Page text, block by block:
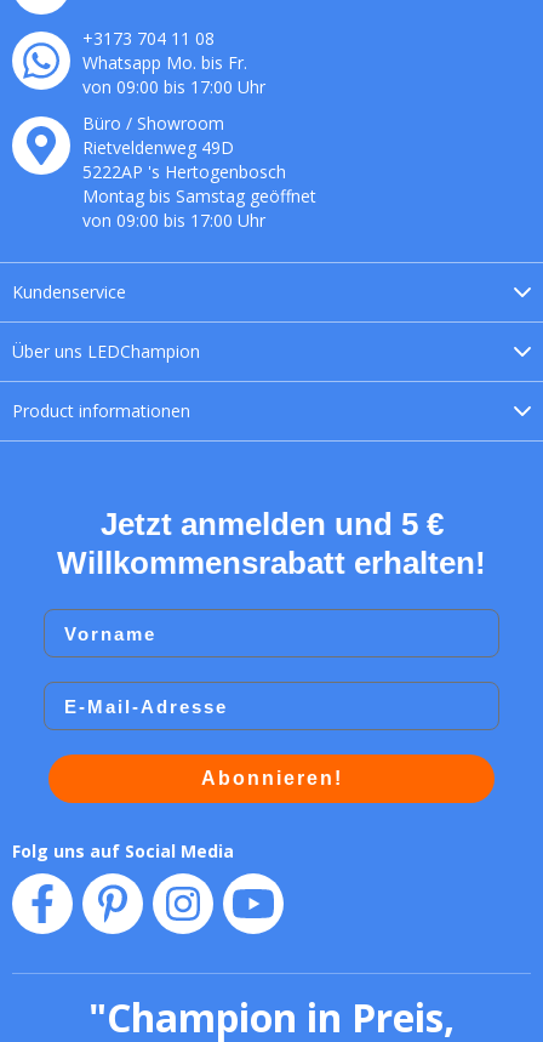
Über uns LEDChampion
Product informationen
Kundenservice
+3173 704 11 08
Whatsapp Mo. bis Fr.
von 09:00 bis 17:00 Uhr
Büro / Showroom
Rietveldenweg 49D
5222AP 's Hertogenbosch
Montag bis Samstag geöffnet
von 09:00 bis 17:00 Uhr
Jetzt anmelden und 5 €
Willkommensrabatt erhalten!
Vorname
Email
Abonnieren!
Folg uns auf Social Media
"Champion in Preis,